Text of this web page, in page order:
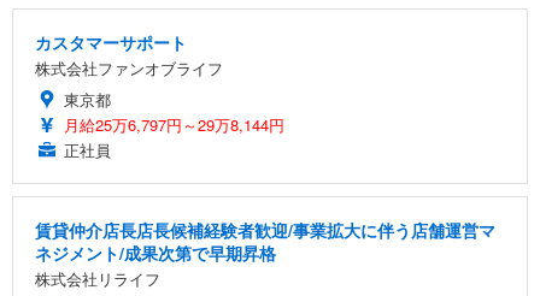
カスタマーサポート
株式会社ファンオブライフ
東京都
月給25万6,797円～29万8,144円
正社員
賃貸仲介店長店長候補経験者歓迎/事業拡大に伴う店舗運営マ
ネジメント/成果次第で早期昇格
株式会社リライフ